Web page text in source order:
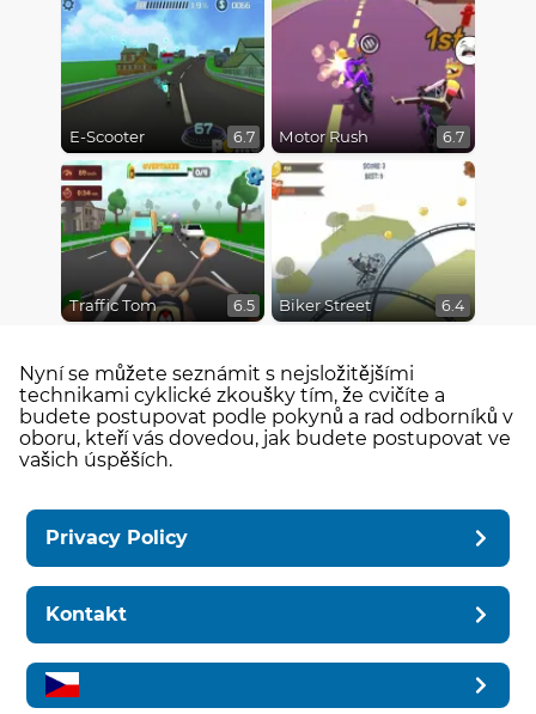
E-Scooter 6.7 Motor Rush 6.7
Traffic Tom 6.5 Biker Street 6.4
Nyní se můžete seznámit s nejsložitějšími
technikami cyklické zkoušky tím, že cvičíte a
budete postupovat podle pokynů a rad odborníků v
oboru, kteří vás dovedou, jak budete postupovat ve
vašich úspěších.
Privacy Policy
Kontakt